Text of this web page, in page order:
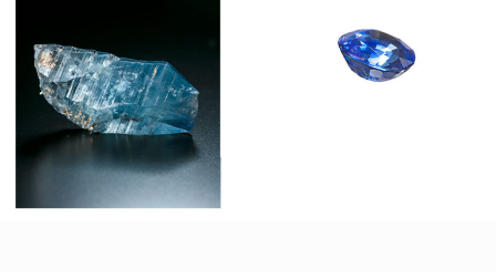
COMPANY